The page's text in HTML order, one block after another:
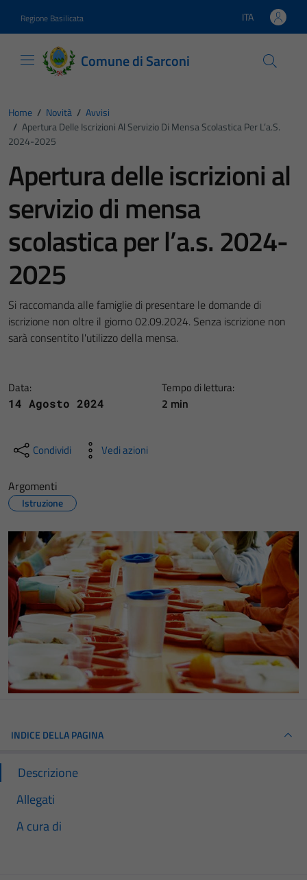
Regione Basilicata Lingua attiva:
ITA
Comune di Sarconi
Home / Novità / Avvisi
/ Apertura Delle Iscrizioni Al Servizio Di Mensa Scolastica Per L’a.s.
2024-2025
Apertura delle iscrizioni al
servizio di mensa
scolastica per l’a.s. 2024-
2025
Si raccomanda alle famiglie di presentare le domande di
iscrizione non oltre il giorno 02.09.2024. Senza iscrizione non
sarà consentito l'utilizzo della mensa.
Data:
14 Agosto 2024
Tempo di lettura:
2 min
Condividi Vedi azioni
Argomenti
Istruzione
INDICE DELLA PAGINA
Descrizione
Allegati
A cura di